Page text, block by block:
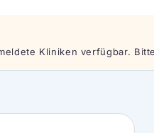
Kliniken verfügbar.